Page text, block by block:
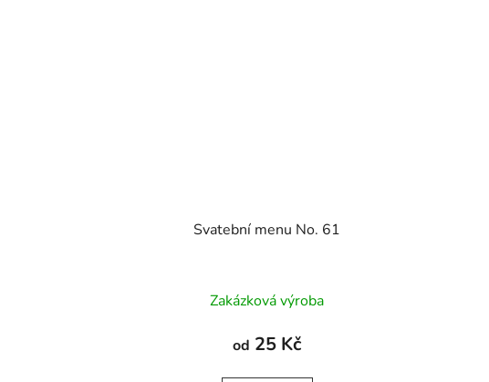
Svatební menu No. 61
Zakázková výroba
od 25 Kč